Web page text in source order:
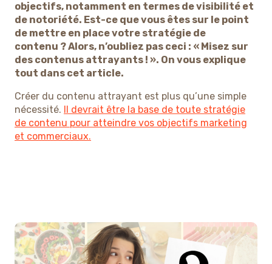
objectifs, notamment en termes de visibilité et
de notoriété. Est-ce que vous êtes sur le point
de mettre en place votre stratégie de
contenu ? Alors, n’oubliez pas ceci : « Misez sur
des contenus attrayants ! ». On vous explique
tout dans cet article.
Créer du contenu attrayant est plus qu’une simple
nécessité.
Il devrait être la base de toute stratégie
de contenu pour atteindre vos objectifs marketing
et commerciaux.